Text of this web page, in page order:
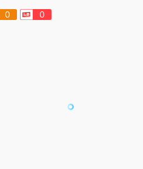
0 0